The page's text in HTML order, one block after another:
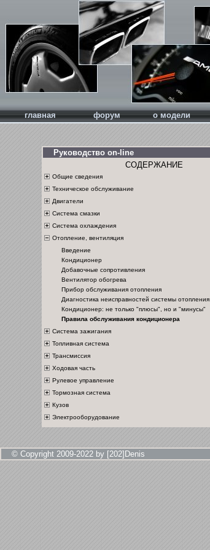
главная форум о модели
Руководство on-line
СОДЕРЖАНИЕ
Общие сведения
Техническое обслуживание
Двигатели
Система смазки
Система охлаждения
Отопление, вентиляция
Введение
Кондиционер
Добавочные сопротивления
Вентилятор обогрева
Прибор обслуживания отопления
Диагностика неисправностей системы отопления
Кондиционер: не только "плюсы", но и "минусы"
Правила обслуживания кондиционера
Система зажигания
Топливная система
Трансмиссия
Ходовая часть
Рулевое управление
Тормозная система
Кузов
Электрооборудование
© Copyright 2009-2022 by [202]Denis